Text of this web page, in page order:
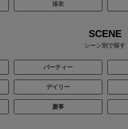
浴衣
SCENE
シーン別で探す
パーティー
デイリー
慶事